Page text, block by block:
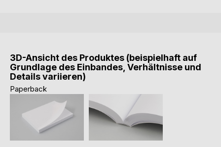
3D-Ansicht des Produktes (beispielhaft auf
Grundlage des Einbandes, Verhältnisse und
Details variieren)
Paperback